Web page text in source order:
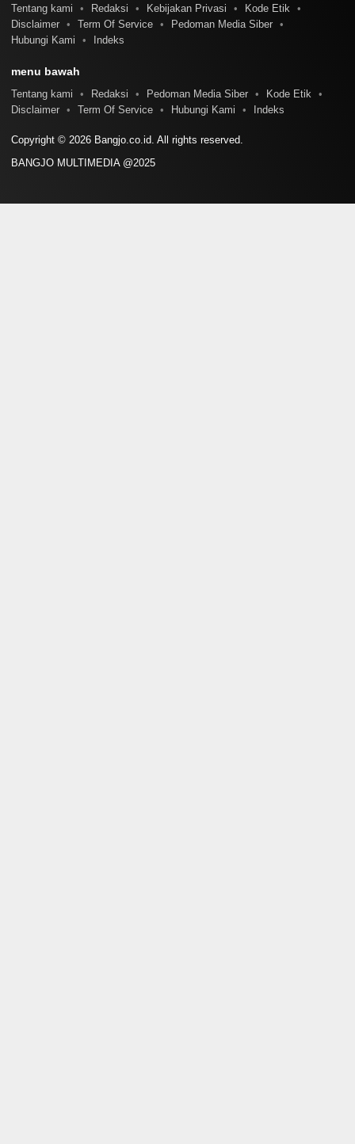
Tentang kami Redaksi Kebijakan Privasi
Kode Etik
Disclaimer
Term Of Service
Pedoman Media Siber
Hubungi Kami
Indeks
menu bawah
Tentang kami Redaksi Pedoman Media Siber
Kode Etik
Disclaimer
Term Of Service Hubungi Kami Indeks
Copyright © 2026 Bangjo.co.id. All rights reserved.
BANGJO MULTIMEDIA @2025